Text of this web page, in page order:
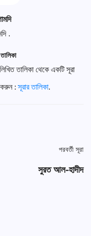
.
তালিকা থেকে একটি সূরা
:সূরার তালিকা.
পরবর্তী সূরা
সুরত আল-হাদীদ